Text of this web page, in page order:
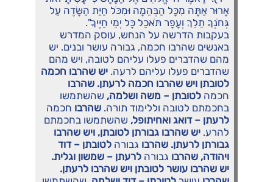
אָרוּר אַתָּה מִכָּל הַבְּהֵמָה וּמִכֹּל חַיַּת הַשָּׂדֶה עַל
גְּחֹנְךָ תֵלֵךְ וְעָפָר תֹּאכַל כָּל יְמֵי חַיֶּיךָ".
בעקבות הדרשה על הנחש, עוסק המדרש
באנשים שהרבו חכמה, גבורה עושר ובנים. יש
מהם שהדברים פעלו עליהם לטובה, ויש מהם
שהדברים פעלו עליהם לרעה. יש שהרבו חכמה
לטובתן ויש שהרבו חכמה לרעתן. שהרבו
חכמה לטובתן – משה ושלמה, שהשתמשו
בחכמתם לטובה וללימוד תורה. שהרבו חכמה
לרעתן – דואג ואחיתופל, שהשתמשו בחכמתם
להרע. יש שהרבו גבורתן לטובתן, ויש שהרבו
גבורתן לרעתן. שהרבו גבורה לטובתן – דוד
ויהודה, שהרבו גבורה לרעתן – שמשון וגלית.
יש שהרבו עושר לטובתן ויש שהרבו לרעתן.